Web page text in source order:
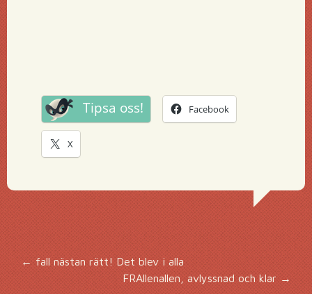
Tipsa oss! Facebook
X
Inläggsnavigering
←fall nästan rätt! Det blev i alla
FRAllenallen, avlyssnad och klar→